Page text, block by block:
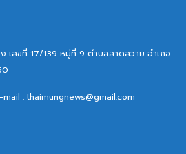
เลขที่ 17/139 หมู่ที่ 9 ตำบลลาดสวาย อำเภอ
mail : thaimungnews@gmail.com